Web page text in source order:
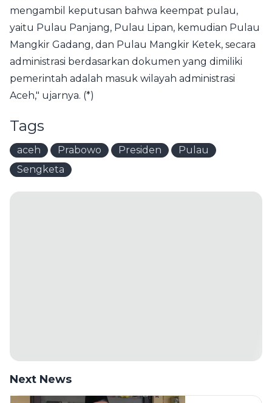
mengambil keputusan bahwa keempat pulau,
yaitu Pulau Panjang, Pulau Lipan, kemudian Pulau
Mangkir Gadang, dan Pulau Mangkir Ketek, secara
administrasi berdasarkan dokumen yang dimiliki
pemerintah adalah masuk wilayah administrasi
Aceh," ujarnya. (*)
Tags
aceh Prabowo Presiden
Pulau
Sengketa
Next News